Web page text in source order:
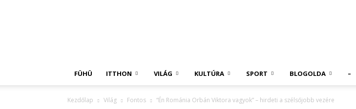
FÜHÜ ITTHON VILÁG KULTÚRA SPORT BLOGOLDA –
Kezdőlap Világ Fontos “Én Románia Orbán Viktora vagyok” – hirdeti a szélsőjobb vezére